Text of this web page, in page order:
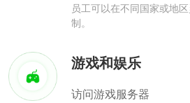
员工可以在不同国家或地
制。
游戏和娱乐
访问游戏服务器